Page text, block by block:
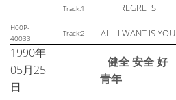
Track:1 REGRETS
H00P-
40033
Track:2 ALL I WANT IS YOU
1990年
05月25
日
-
健全 安全 好
青年